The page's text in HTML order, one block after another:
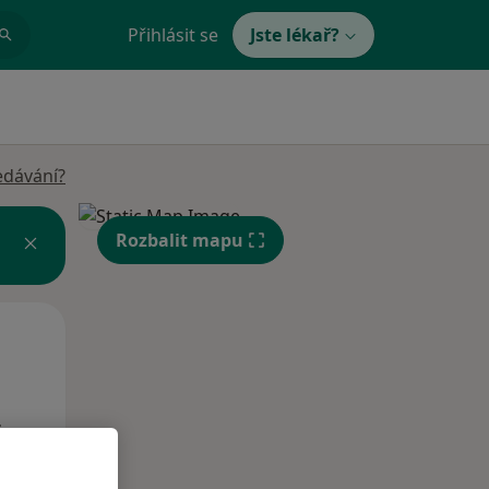
Přihlásit se Jste lékař?
Rozbalit mapu